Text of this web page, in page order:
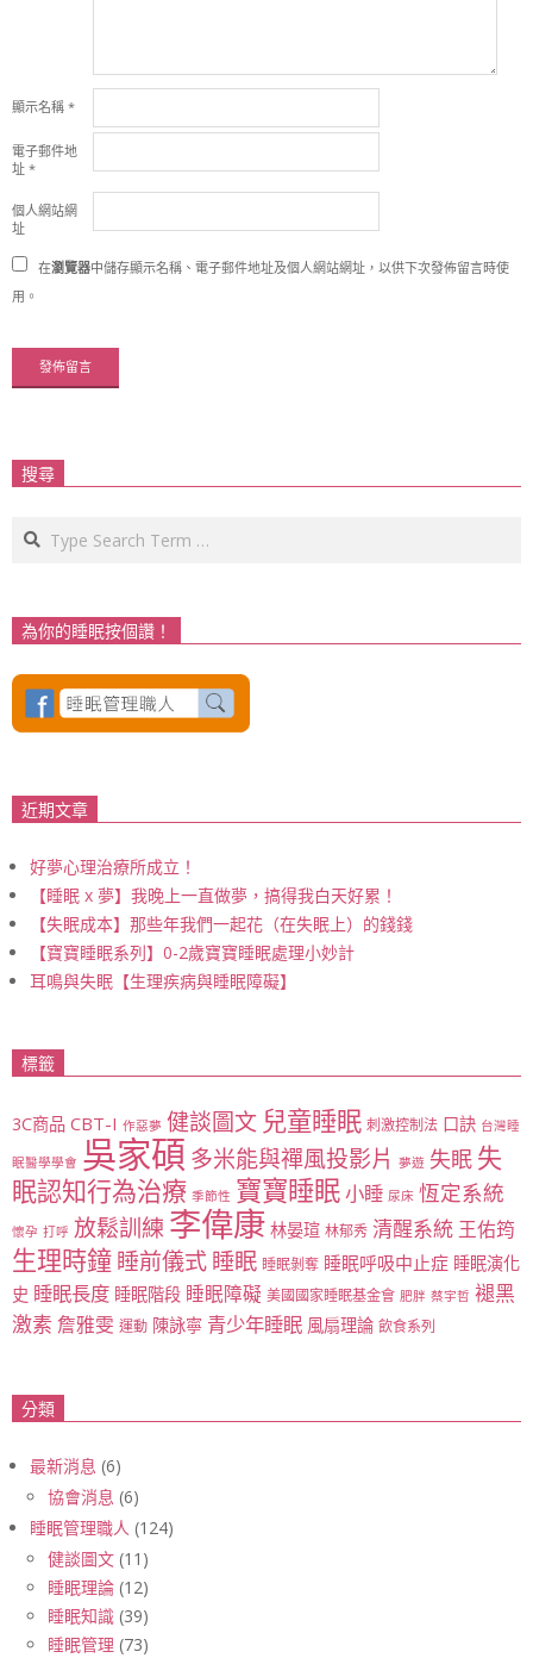
顯示名稱 *
電子郵件地
址 *
個人網站網
址
在瀏覽器中儲存顯示名稱、電子郵件地址及個人網站網址，以供下次發佈留言時使
用。
搜尋
Search
為你的睡眠按個讚！
近期文章
好夢心理治療所成立！
【睡眠 x 夢】我晚上一直做夢，搞得我白天好累！
【失眠成本】那些年我們一起花（在失眠上）的錢錢
【寶寶睡眠系列】0-2歲寶寶睡眠處理小妙計
耳鳴與失眠【生理疾病與睡眠障礙】
標籤
3C商品 CBT-I 作惡夢 健談圖文 兒童睡眠 刺激控制法 口訣 台灣睡
眠醫學學會 吳家碩 多米能與禪風投影片 夢遊 失眠 失
眠認知行為治療 季節性 寶寶睡眠小睡 尿床 恆定系統
懷孕 打呼 放鬆訓練 李偉康 林晏瑄 林郁秀 清醒系統 王佑筠
生理時鐘睡前儀式睡眠 睡眠剝奪 睡眠呼吸中止症 睡眠演化
史 睡眠長度 睡眠階段 睡眠障礙 美國國家睡眠基金會 肥胖 蔡宇哲 褪黑
激素詹雅雯 運動 陳詠寧 青少年睡眠 風扇理論 飲食系列
分類
最新消息 (6)
協會消息 (6)
睡眠管理職人 (124)
健談圖文 (11)
睡眠理論 (12)
睡眠知識 (39)
睡眠管理 (73)